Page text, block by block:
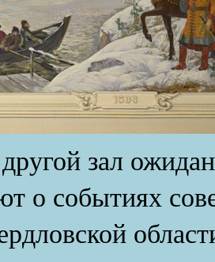
зал
о событиях